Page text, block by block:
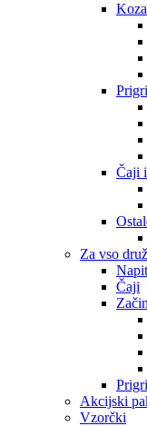
Čaji
Za vso
Čaji
Akcijski
Vzorčki